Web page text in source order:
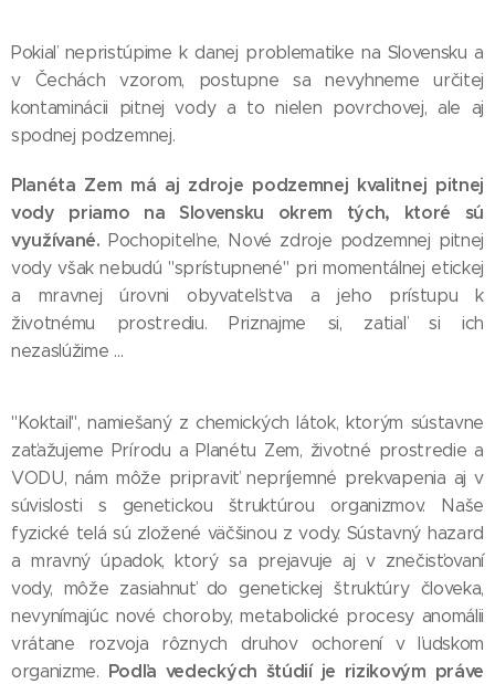
Pokiaľ nepristúpime k danej problematike na Slovensku a
v Čechách vzorom, postupne sa nevyhneme určitej
kontaminácii pitnej vody a to nielen povrchovej, ale aj
spodnej podzemnej.
Planéta Zem má aj zdroje podzemnej kvalitnej pitnej
vody priamo na Slovensku okrem tých, ktoré sú
využívané. Pochopiteľne, Nové zdroje podzemnej pitnej
vody však nebudú "sprístupnené" pri momentálnej etickej
a mravnej úrovni obyvateľstva a jeho prístupu k
životnému prostrediu. Priznajme si, zatiaľ si ich
nezaslúžime ...
"Koktail", namiešaný z chemických látok, ktorým sústavne
zaťažujeme Prírodu a Planétu Zem, životné prostredie a
VODU, nám môže pripraviť nepríjemné prekvapenia aj v
súvislosti s genetickou štruktúrou organizmov. Naše
fyzické telá sú zložené väčšinou z vody. Sústavný hazard
a mravný úpadok, ktorý sa prejavuje aj v znečisťovaní
vody, môže zasiahnuť do genetickej štruktúry človeka,
nevynímajúc nové choroby, metabolické procesy anomálii
vrátane rozvoja rôznych druhov ochorení v ľudskom
organizme. Podľa vedeckých štúdií je rizikovým práve